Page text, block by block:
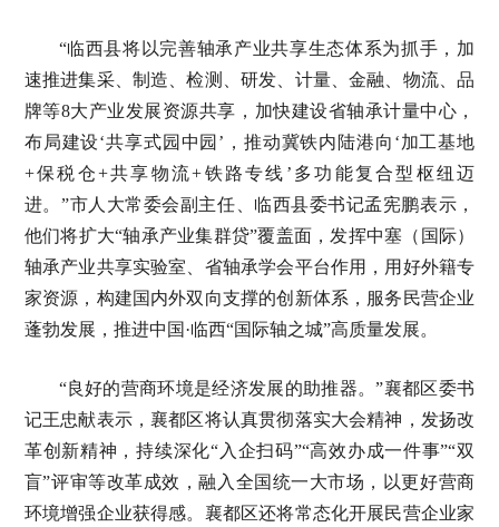
“临西县将以完善轴承产业共享生态体系为抓手，加
速推进集采、制造、检测、研发、计量、金融、物流、品
牌等8大产业发展资源共享，加快建设省轴承计量中心，
布局建设‘共享式园中园’，推动冀铁内陆港向‘加工基地
+保税仓+共享物流+铁路专线’多功能复合型枢纽迈
进。”市人大常委会副主任、临西县委书记孟宪鹏表示，
他们将扩大“轴承产业集群贷”覆盖面，发挥中塞（国际）
轴承产业共享实验室、省轴承学会平台作用，用好外籍专
家资源，构建国内外双向支撑的创新体系，服务民营企业
蓬勃发展，推进中国·临西“国际轴之城”高质量发展。
“良好的营商环境是经济发展的助推器。”襄都区委书
记王忠献表示，襄都区将认真贯彻落实大会精神，发扬改
革创新精神，持续深化“入企扫码”“高效办成一件事”“双
盲”评审等改革成效，融入全国统一大市场，以更好营商
环境增强企业获得感。襄都区还将常态化开展民营企业家